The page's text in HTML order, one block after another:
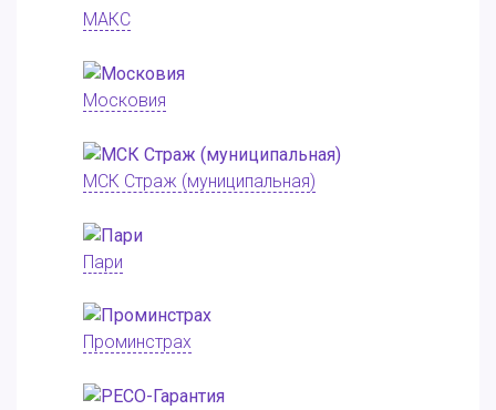
МАКС
Московия
МСК Страж (муниципальная)
Пари
Проминстрах